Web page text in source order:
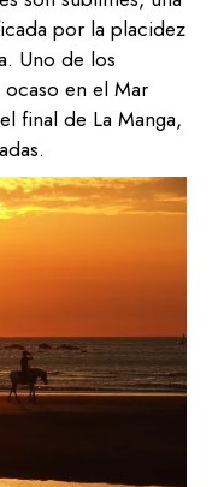
por la placidez
Uno de los
en el Mar
final de La Manga,